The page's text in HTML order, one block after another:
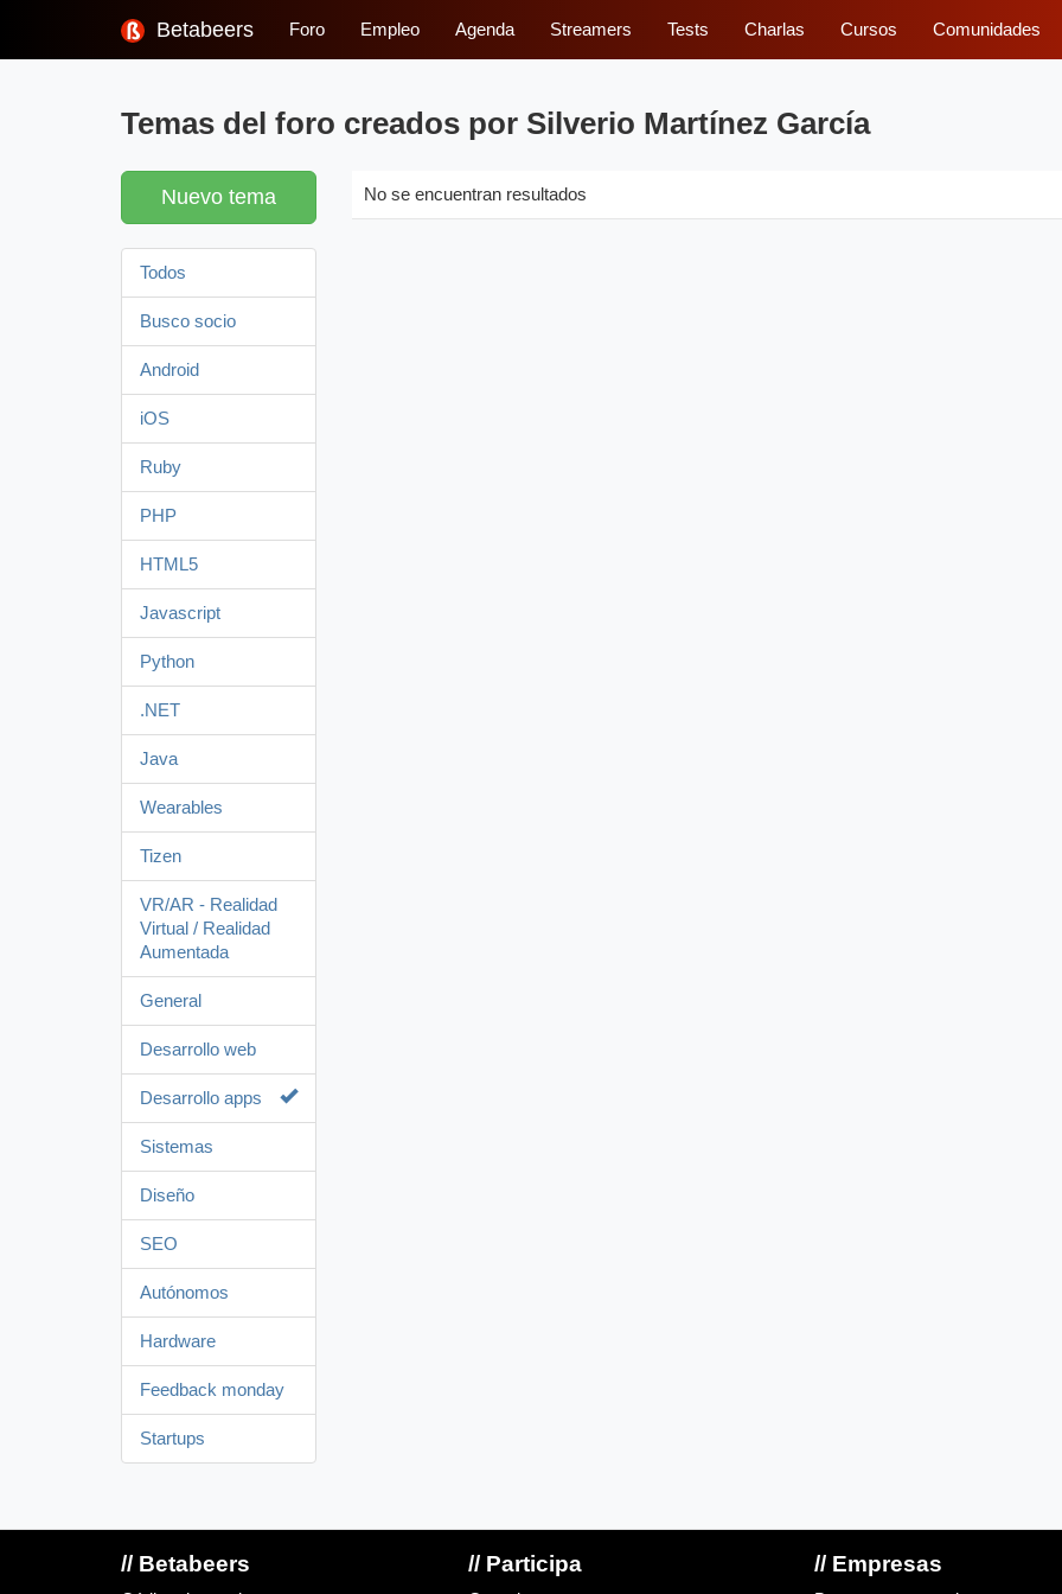
Betabeers Foro Empleo Agenda Streamers Tests Charlas Cursos Comunidades
Temas del foro creados por Silverio Martínez García
Nuevo tema
Todos
Busco socio
Android
iOS
Ruby
PHP
HTML5
Javascript
Python
.NET
Java
Wearables
Tizen
VR/AR - Realidad
Virtual / Realidad
Aumentada
General
Desarrollo web
Desarrollo apps
Sistemas
Diseño
SEO
Autónomos
Hardware
Feedback monday
Startups
No se encuentran resultados
// Betabeers // Participa // Empresas